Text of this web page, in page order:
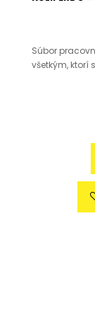
Súbor
všetkým, ktorí